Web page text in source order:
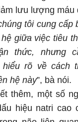
lưu lượng máu
tôi cung cấp
giữa việc tiêu
thức, nhưng
rõ về cách
hệ này”, bà nói.
thêm, một số
hiệu natri cao